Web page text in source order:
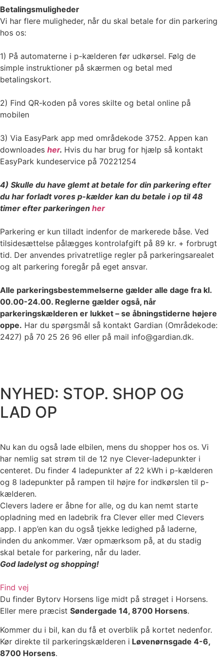
Betalingsmuligheder
Vi har flere muligheder, når du skal betale for din parkering
hos os:
1) På automaterne i p-kælderen før udkørsel. Følg de
simple instruktioner på skærmen og betal med
betalingskort.
2) Find QR-koden på vores skilte og betal online på
mobilen
3) Via EasyPark app med områdekode 3752. Appen kan
downloades her. Hvis du har brug for hjælp så kontakt
EasyPark kundeservice på 70221254
4) Skulle du have glemt at betale for din parkering efter
du har forladt vores p-kælder kan du betale i op til 48
timer efter parkeringen her
Parkering er kun tilladt indenfor de markerede båse. Ved
tilsidesættelse pålægges kontrolafgift på 89 kr. + forbrugt
tid. Der anvendes privatretlige regler på parkeringsarealet
og alt parkering foregår på eget ansvar.
Alle parkeringsbestemmelserne gælder alle dage fra kl.
00.00-24.00. Reglerne gælder også, når
parkeringskælderen er lukket – se åbningstiderne højere
oppe. Har du spørgsmål så kontakt Gardian (Områdekode:
2427) på 70 25 26 96 eller på mail info@gardian.dk.
NYHED: STOP. SHOP OG
LAD OP
Nu kan du også lade elbilen, mens du shopper hos os. Vi
har nemlig sat strøm til de 12 nye Clever-ladepunkter i
centeret. Du finder 4 ladepunkter af 22 kWh i p-kælderen
og 8 ladepunkter på rampen til højre for indkørslen til p-
kælderen.
Clevers ladere er åbne for alle, og du kan nemt starte
opladning med en ladebrik fra Clever eller med Clevers
app. I app’en kan du også tjekke ledighed på laderne,
inden du ankommer. Vær opmærksom på, at du stadig
skal betale for parkering, når du lader.
God ladelyst og shopping!
Find vej
Du finder Bytorv Horsens lige midt på strøget i Horsens.
Eller mere præcist Søndergade 14, 8700 Horsens.
Kommer du i bil, kan du få et overblik på kortet nedenfor.
Kør direkte til parkeringskælderen i Løvenørnsgade 4-6,
8700 Horsens.